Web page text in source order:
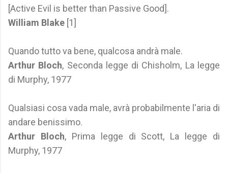
[Active Evil is better than Passive Good].
William Blake [1]
Quando tutto va bene, qualcosa andrà male.
Arthur Bloch, Seconda legge di Chisholm, La legge
di Murphy, 1977
Qualsiasi cosa vada male, avrà probabilmente l'aria di
andare benissimo.
Arthur Bloch, Prima legge di Scott, La legge di
Murphy, 1977